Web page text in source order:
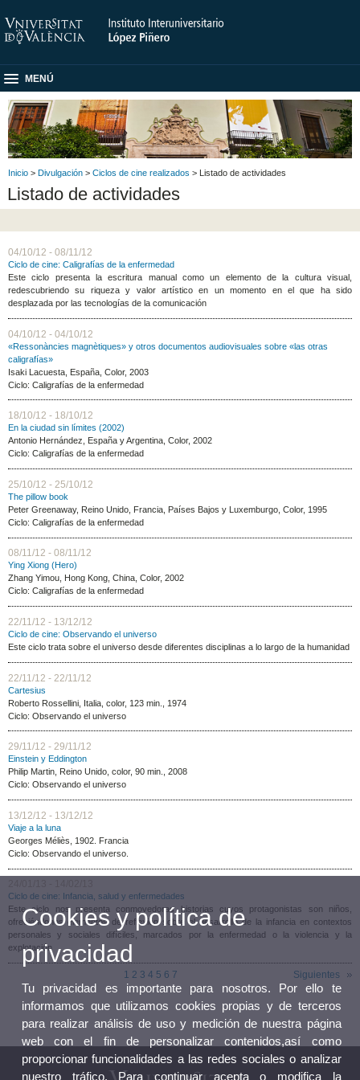
MENÚ
Inicio > Divulgación > Ciclos de cine realizados > Listado de actividades
Listado de actividades
04/10/12 - 08/11/12
Ciclo de cine: Caligrafías de la enfermedad
Este ciclo presenta la escritura manual como un elemento de la cultura visual,
redescubriendo su riqueza y valor artístico en un momento en el que ha sido
desplazada por las tecnologías de la comunicación
04/10/12 - 04/10/12
«Ressonàncies magnètiques» y otros documentos audiovisuales sobre «las otras
caligrafías»
Isaki Lacuesta, España, Color, 2003
Ciclo: Caligrafías de la enfermedad
18/10/12 - 18/10/12
En la ciudad sin límites (2002)
Antonio Hernández, España y Argentina, Color, 2002
Ciclo: Caligrafías de la enfermedad
25/10/12 - 25/10/12
The pillow book
Peter Greenaway, Reino Unido, Francia, Países Bajos y Luxemburgo, Color, 1995
Ciclo: Caligrafías de la enfermedad
08/11/12 - 08/11/12
Ying Xiong (Hero)
Zhang Yimou, Hong Kong, China, Color, 2002
Ciclo: Caligrafías de la enfermedad
22/11/12 - 13/12/12
Ciclo de cine: Observando el universo
Este ciclo trata sobre el universo desde diferentes disciplinas a lo largo de la humanidad
22/11/12 - 22/11/12
Cartesius
Roberto Rossellini, Italia, color, 123 min., 1974
Ciclo: Observando el universo
29/11/12 - 29/11/12
Einstein y Eddington
Philip Martin, Reino Unido, color, 90 min., 2008
Ciclo: Observando el universo
13/12/12 - 13/12/12
Viaje a la luna
Georges Méliès, 1902. Francia
Ciclo: Observando el universo.
Ciclo de cine: Infancia, salud y enfermedades
Este ciclo nos presenta conmovedoras historias cuyos protagonistas son niños,
ofreciéndonos elementos de reflexión sobre el desarrollo de la infancia en contextos
personales y sociales difíciles, marcados por la enfermedad o la violencia y la
explotación
1 2 3 4 5 6 7 Siguientes
Cookies y política de
privacidad
Tu privacidad es importante para nosotros. Por ello te
informamos que utilizamos cookies propias y de terceros
para realizar análisis de uso y medición de nuestra página
web con el fin de personalizar contenidos,así como
proporcionar funcionalidades a las redes sociales o analizar
nuestro tráfico. Para continuar acepta o modifica la